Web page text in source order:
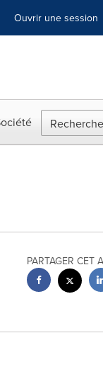
Ouvrir une session
PARTAGER CET